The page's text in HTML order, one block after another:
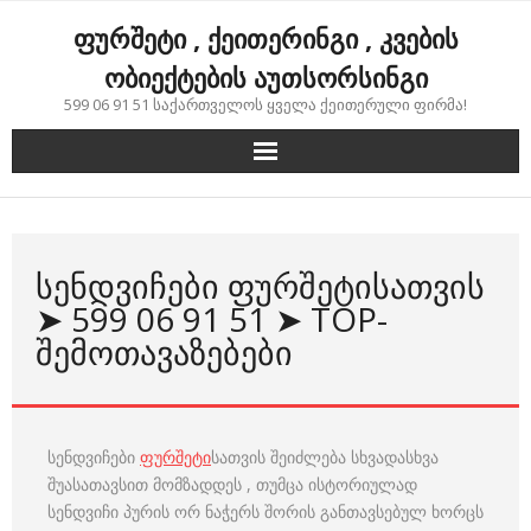
ფურშეტი , ქეითერინგი , კვების
ობიექტების აუთსორსინგი
599 06 91 51 საქართველოს ყველა ქეითერული ფირმა!
ᲡᲔᲜᲓᲕᲘᲩᲔᲑᲘ ᲤᲣᲠᲨᲔᲢᲘᲡᲐᲗᲕᲘᲡ
➤ 599 06 91 51 ➤ TOP-
ᲨᲔᲛᲝᲗᲐᲕᲐᲖᲔᲑᲔᲑᲘ
სენდვიჩები ფურშეტისათვის შეიძლება სხვადასხვა
შუასათავსით მომზადდეს , თუმცა ისტორიულად
სენდვიჩი პურის ორ ნაჭერს შორის განთავსებულ ხორცს